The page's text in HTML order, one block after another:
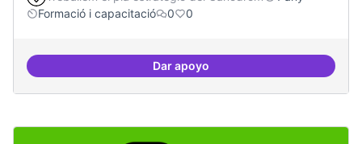
Formació i capacitació
0 0
Dar apoyoFormació especialitzada en